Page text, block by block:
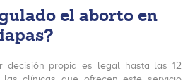
el aborto en
decisión propia es legal hasta las 12